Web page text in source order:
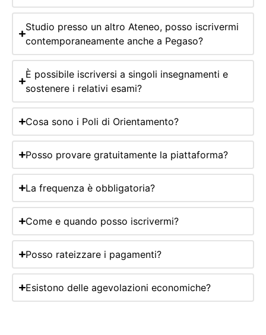
Studio presso un altro Ateneo, posso iscrivermi
contemporaneamente anche a Pegaso?
È possibile iscriversi a singoli insegnamenti e
sostenere i relativi esami?
Cosa sono i Poli di Orientamento?
Posso provare gratuitamente la piattaforma?
La frequenza è obbligatoria?
Come e quando posso iscrivermi?
Posso rateizzare i pagamenti?
Esistono delle agevolazioni economiche?